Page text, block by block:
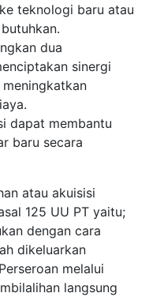
teknologi baru atau
dua
sinergi
dapat membantu
baru secara
atau akuisisi
125 UU PT yaitu;
dengan cara
dikeluarkan
melalui
langsung